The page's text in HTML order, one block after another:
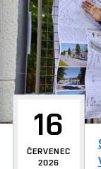
16
ČERVENEC
2026